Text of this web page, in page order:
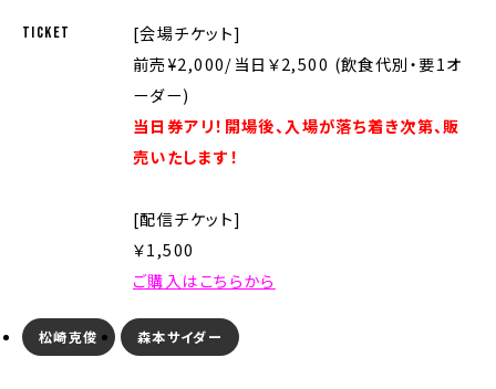
TICKET
[会場チケット]
前売¥2,000/当日￥2,500 (飲食代別・要1オ
ーダー)
当日券アリ！開場後、入場が落ち着き次第、販
売いたします！
[配信チケット]
￥1,500
ご購入はこちらから
松崎克俊 森本サイダー